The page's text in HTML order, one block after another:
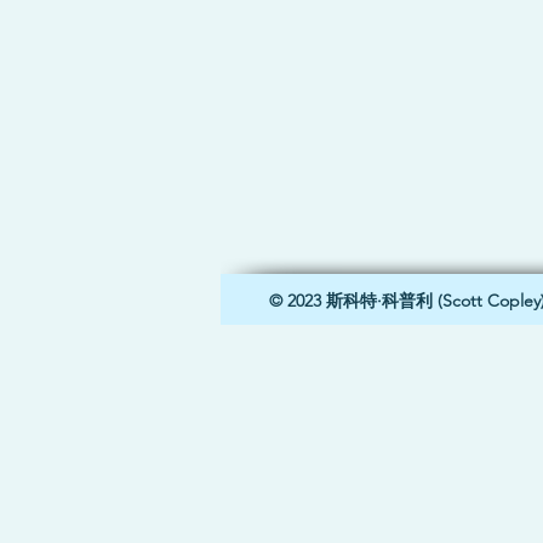
© 2023 斯科特·科普利 (Scott